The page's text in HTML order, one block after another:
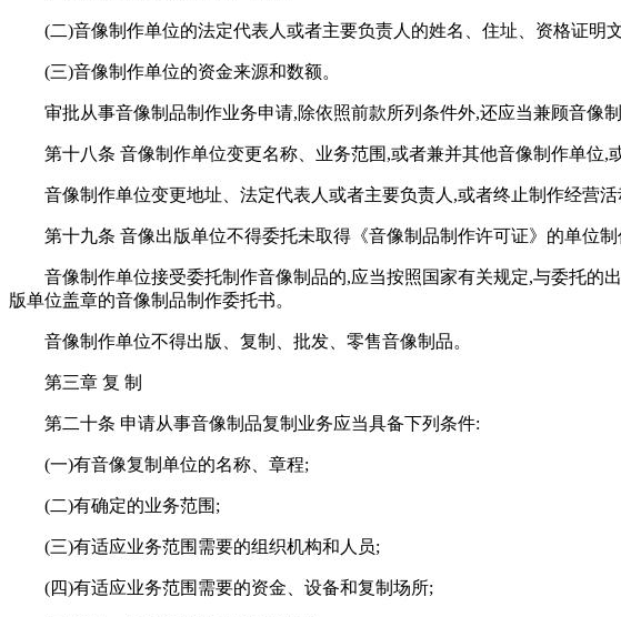
(二)音像制作单位的法定代表人或者主要负责人的姓名、住址、资格证明
(三)音像制作单位的资金来源和数额。
审批从事音像制品制作业务申请,除依照前款所列条件外,还应当兼顾音像
第十八条 音像制作单位变更名称、业务范围,或者兼并其他音像制作单位
音像制作单位变更地址、法定代表人或者主要负责人,或者终止制作经营
第十九条 音像出版单位不得委托未取得《音像制品制作许可证》的单位制
音像制作单位接受委托制作音像制品的,应当按照国家有关规定,与委托的
版单位盖章的音像制品制作委托书。
音像制作单位不得出版、复制、批发、零售音像制品。
第三章 复 制
第二十条 申请从事音像制品复制业务应当具备下列条件:
(一)有音像复制单位的名称、章程;
(二)有确定的业务范围;
(三)有适应业务范围需要的组织机构和人员;
(四)有适应业务范围需要的资金、设备和复制场所;